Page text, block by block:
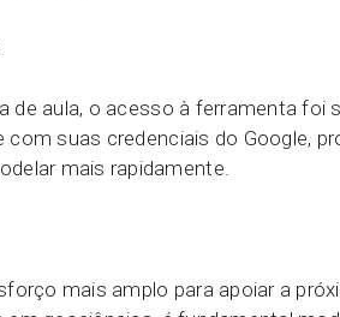
de aula, o acesso à ferramenta
suas credenciais do Google,
mais rapidamente.
mais amplo para apoiar a